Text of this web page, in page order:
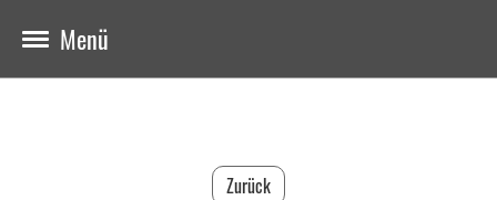
Menü
Zurück